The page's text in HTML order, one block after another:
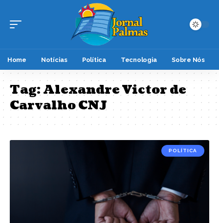
Home Notícias Política Tecnologia Sobre Nós
Tag:Alexandre Victor de
Carvalho CNJ
POLÍTICA